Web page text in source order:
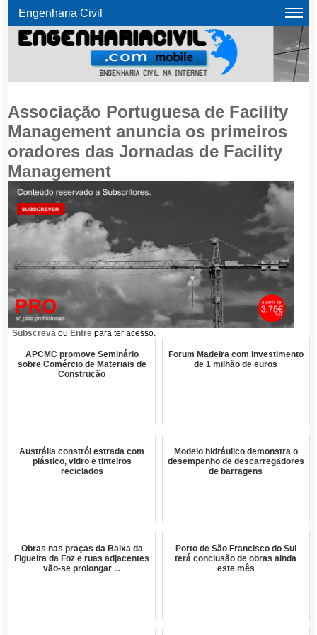
Engenharia Civil
Associação Portuguesa de Facility
Management anuncia os primeiros
oradores das Jornadas de Facility
Management
Subscreva ou Entre para ter acesso.
APCMC promove Seminário
sobre Comércio de Materiais de
Construção
Forum Madeira com investimento
de 1 milhão de euros
Austrália constrói estrada com
plástico, vidro e tinteiros
reciclados
Modelo hidráulico demonstra o
desempenho de descarregadores
de barragens
Obras nas praças da Baixa da
Figueira da Foz e ruas adjacentes
vão-se prolongar ...
Porto de São Francisco do Sul
terá conclusão de obras ainda
este mês